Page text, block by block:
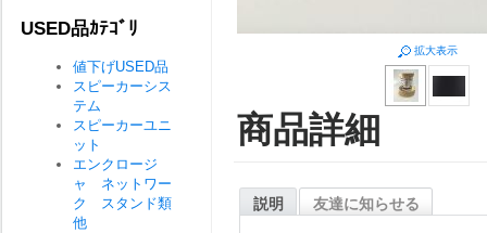
拡大表示
商品詳細
説明 友達に知らせる
USED品ｶﾃｺﾞﾘ
値下げUSED品
スピーカーシス
テム
スピーカーユニ
ット
エンクロージ
ャ ネットワー
ク スタンド類
他